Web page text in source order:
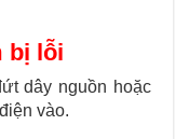
bị lỗi
dây nguồn hoặc
vào.